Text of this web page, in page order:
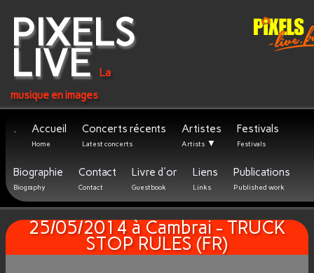
PIXELS
LIVELa
musique en images
. Accueil
Home
Concerts récents
Latest concerts
Artistes
Artists ▼
Festivals
Festivals
Biographie
Biography
Contact
Contact
Livre d'or
Guestbook
Liens
Links
Publications
Published work
25/05/2014 à Cambrai - TRUCK
STOP RULES (FR)